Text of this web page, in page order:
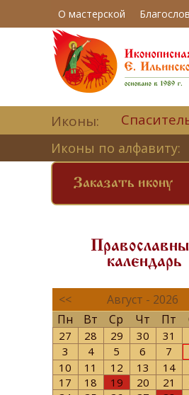
О мастерской
Иконы:
Иконы по алфавиту:
Заказать икону
календарь
<< Август - 2026
Пн
Вт Ср Чт Пт
27 28 29 30 31
3
4 5 6 7
10
11 12 13 14
17
18 19 20 21